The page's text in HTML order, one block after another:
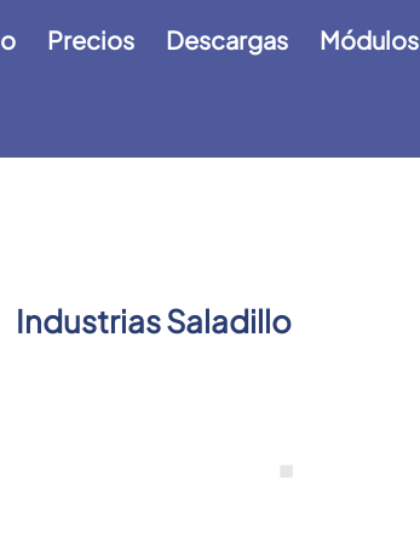
Precios Descargas Módulos
Industrias Saladillo